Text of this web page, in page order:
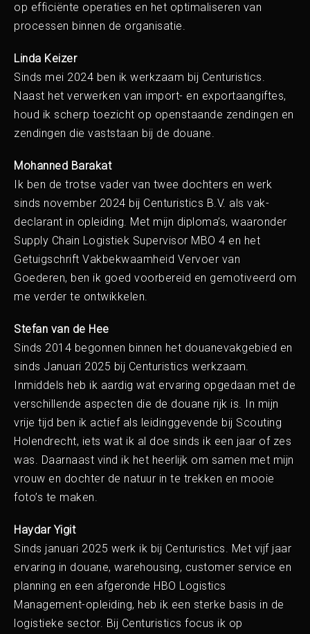
Home
Onze diensten
Trainingen
Nieuwe CBAM-training
voor Declaranten
Opleiding
Douanevaardigheden in
de praktijk
Zo werkt het | Downloads
Over ons
Blog
op efficiënte operaties en het optimaliseren van
processen binnen de organisatie.
Linda Keizer
Sinds mei 2024 ben ik werkzaam bij Centuristics.
Naast het verwerken van import- en exportaangiftes,
houd ik scherp toezicht op openstaande zendingen en
zendingen die vaststaan bij de douane.
Mohanned Barakat
Ik ben de trotse vader van twee dochters en werk
sinds november 2024 bij Centuristics B.V. als vak-
declarant in opleiding. Met mijn diploma’s, waaronder
Supply Chain Logistiek Supervisor MBO 4 en het
Getuigschrift Vakbekwaamheid Vervoer van
Goederen, ben ik goed voorbereid en gemotiveerd om
me verder te ontwikkelen.
Stefan van de Hee
Sinds 2014 begonnen binnen het douanevakgebied en
sinds Januari 2025 bij Centuristics werkzaam.
Inmiddels heb ik aardig wat ervaring opgedaan met de
verschillende aspecten die de douane rijk is. In mijn
vrije tijd ben ik actief als leidinggevende bij Scouting
Holendrecht, iets wat ik al doe sinds ik een jaar of zes
was. Daarnaast vind ik het heerlijk om samen met mijn
vrouw en dochter de natuur in te trekken en mooie
foto’s te maken.
Haydar Yigit
Sinds januari 2025 werk ik bij Centuristics. Met vijf jaar
ervaring in douane, warehousing, customer service en
planning en een afgeronde HBO Logistics
Management-opleiding, heb ik een sterke basis in de
logistieke sector. Bij Centuristics focus ik op